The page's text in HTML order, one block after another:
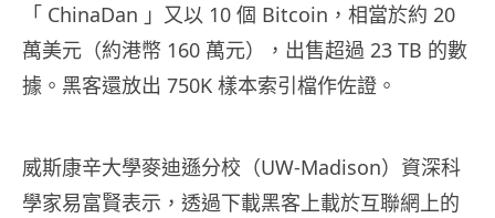
「 ChinaDan 」又以 10 個 Bitcoin，相當於約 20
萬美元（約港幣 160 萬元），出售超過 23 TB 的數
據。黑客還放出 750K 樣本索引檔作佐證。
威斯康辛大學麥迪遜分校（UW-Madison）資深科
學家易富賢表示，透過下載黑客上載於互聯網上的